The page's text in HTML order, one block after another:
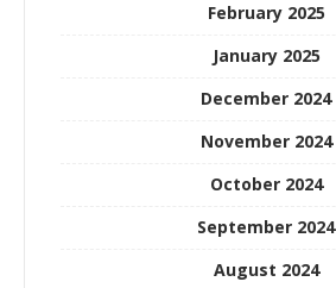
February 2025
January 2025
December 2024
November 2024
October 2024
September 2024
August 2024